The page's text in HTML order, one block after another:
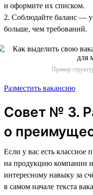
и оформите их списком.
2. Соблюдайте баланс —
больше, чем требований.
Пример
Разместить вакансию
Совет № 3.
о
Если у вас есть классное
на продукцию компании
интересному навыку за
в самом начале текста